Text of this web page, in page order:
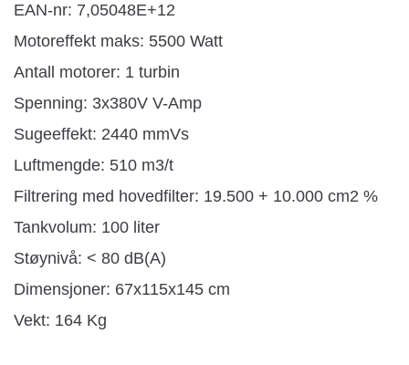
EAN-nr: 7,05048E+12
Motoreffekt maks: 5500 Watt
Antall motorer: 1 turbin
Spenning: 3x380V V-Amp
Sugeeffekt: 2440 mmVs
Luftmengde: 510 m3/t
Filtrering med hovedfilter: 19.500 + 10.000 cm2 %
Tankvolum: 100 liter
Støynivå: < 80 dB(A)
Dimensjoner: 67x115x145 cm
Vekt: 164 Kg